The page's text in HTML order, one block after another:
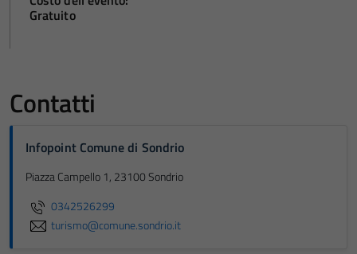
Gratuito
Contatti
Infopoint Comune di Sondrio
Piazza Campello 1, 23100 Sondrio
0342526299
turismo@comune.sondrio.it